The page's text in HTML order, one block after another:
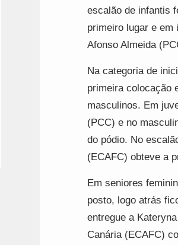
escalão de infantis
primeiro lugar e
Afonso Almeida
Na categoria de
primeira colocação
masculinos. Em
(PCC) e no
do pódio. No
(ECAFC) obteve a
Em seniores
posto, logo atrás
entregue a
Canária (ECAFC)